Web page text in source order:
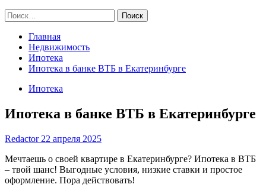
Найти:
Главная
Недвижимость
Ипотека
Ипотека в банке ВТБ в Екатеринбурге
Ипотека
Ипотека в банке ВТБ в Екатеринбурге
Redactor 22 апреля 2025
Мечтаешь о своей квартире в Екатеринбурге? Ипотека в ВТБ
– твой шанс! Выгодные условия, низкие ставки и простое
оформление. Пора действовать!